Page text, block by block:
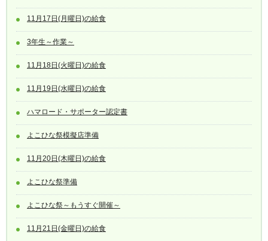
11月17日(月曜日)の給食
3年生～作業～
11月18日(火曜日)の給食
11月19日(水曜日)の給食
ハマロード・サポーター認定書
よこひな祭模擬店準備
11月20日(木曜日)の給食
よこひな祭準備
よこひな祭～もうすぐ開催～
11月21日(金曜日)の給食